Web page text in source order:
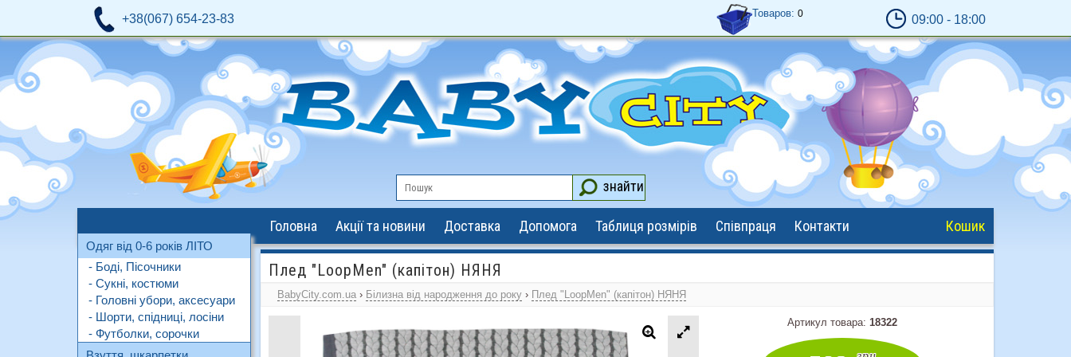
+38(067) 654-23-83
09:00 - 18:00
Обробка замовлень - з
9:00 до
18:00
Відправка замовлень - 17:00 крім сб. и
Кошик працює завжди ;)
Товаров: 0
знайти
Головна Акції та новини Доставка Допомога Таблиця розмірів Співпраця Контакти Кошик
Одяг від 0-6 років ЛІТО
- Боді, Пісочники
- Сукні, костюми
- Головні убори, аксесуари
- Шорти, спідниці, лосіни
- Футболки, сорочки
Плед "LoopMen" (капітон) НЯНЯ
BabyCity.com.ua › Білизна від народження до року › Плед "LoopMen" (капітон) НЯНЯ
Артикул товара: 18322